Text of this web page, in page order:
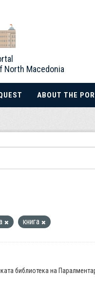
North Macedonia
ABOUT THE
книга
библиотека на